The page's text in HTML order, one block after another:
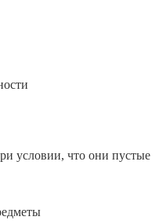
условии, что они пустые